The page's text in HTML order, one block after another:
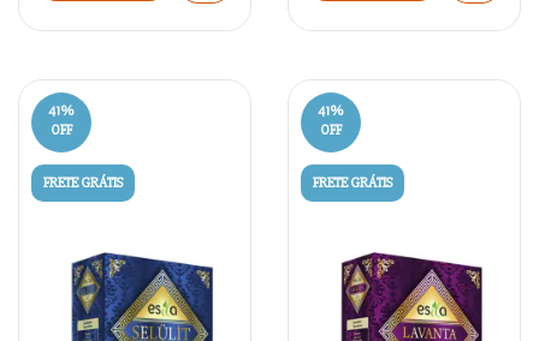
41%
OFF
FRETE GRÁTIS
41%
OFF
FRETE GRÁTIS